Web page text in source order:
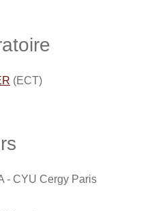
(ECT)
- CYU Cergy Paris